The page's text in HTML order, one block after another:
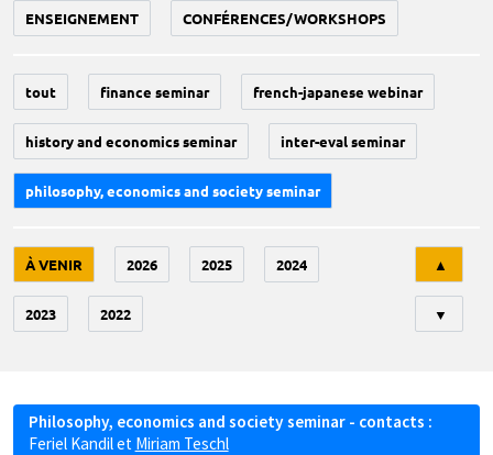
ENSEIGNEMENT CONFÉRENCES/WORKSHOPS
tout finance seminar french-japanese webinar
history and economics seminar inter-eval seminar
philosophy, economics and society seminar
À VENIR 2026 2025 2024
2023 2022
▲
▼
Philosophy, economics and society seminar - contacts :
Feriel Kandilet Miriam Teschl